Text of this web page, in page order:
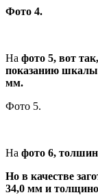
Фото 4.
На фото 5, вот
показанию шкалы
мм.
Фото 5.
На фото 6,
Но в качестве
34,0 мм и